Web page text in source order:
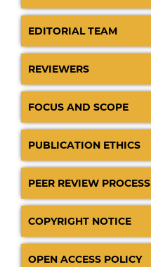
EDITORIAL TEAM
REVIEWERS
FOCUS AND SCOPE
PUBLICATION ETHICS
PEER REVIEW PROCESS
COPYRIGHT NOTICE
OPEN ACCESS POLICY